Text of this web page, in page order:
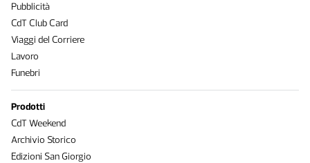
Pubblicità
CdT Club Card
Viaggi del Corriere
Lavoro
Funebri
Prodotti
CdT Weekend
Archivio Storico
Edizioni San Giorgio